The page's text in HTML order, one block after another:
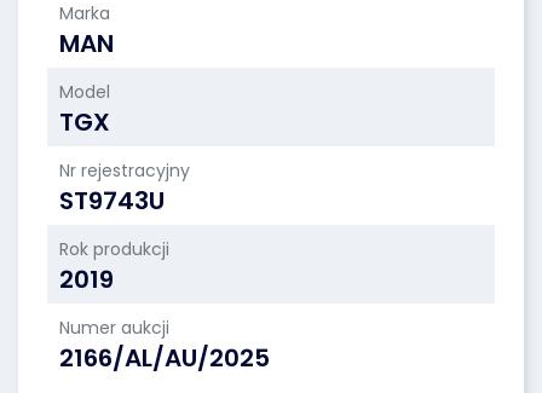
Marka
MAN
Model
TGX
Nr rejestracyjny
ST9743U
Rok produkcji
2019
Numer aukcji
2166/AL/AU/2025